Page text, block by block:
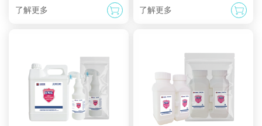
性，对不锈钢、碳钢、硅胶、
了解更多
和、无腐蚀性，对不锈钢、碳
了解更多